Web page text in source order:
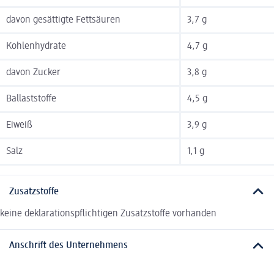
davon gesättigte Fettsäuren 3,7 g
Kohlenhydrate 4,7 g
davon Zucker 3,8 g
Ballaststoffe 4,5 g
Eiweiß 3,9 g
Salz 1,1 g
Zusatzstoffe
keine deklarationspflichtigen Zusatzstoffe vorhanden
Anschrift des Unternehmens